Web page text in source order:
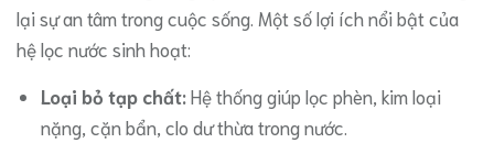
lại sự an tâm trong cuộc sống. Một số lợi ích nổi bật của
hệ lọc nước sinh hoạt:
Loại bỏ tạp chất:Hệ thống giúp lọc phèn, kim loại
nặng, cặn bẩn, clo dư thừa trong nước.